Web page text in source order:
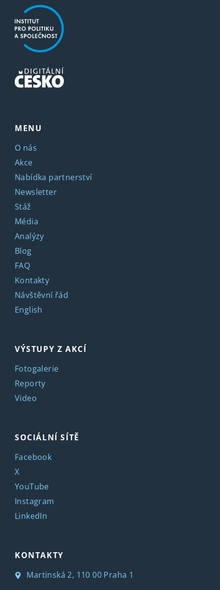
MENU
O nás
Akce
Nabídka partnerství
Newsletter
Stáž
Média
Analýzy
Blog
FAQ
Kontakty
Návštěvní řád
English
VÝSTUPY Z AKCÍ
Fotogalerie
Reporty
Video
SOCIÁLNÍ SÍTĚ
Facebook
X
YouTube
Instagram
LinkedIn
KONTAKTY
Martinská 2, 110 00 Praha 1